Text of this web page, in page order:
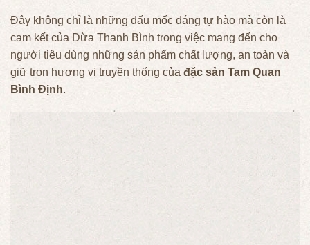
Đây không chỉ là những dấu mốc đáng tự hào mà còn là
cam kết của Dừa Thanh Bình trong việc mang đến cho
người tiêu dùng những sản phẩm chất lượng, an toàn và
giữ trọn hương vị truyền thống của đặc sản Tam Quan
Bình Định.